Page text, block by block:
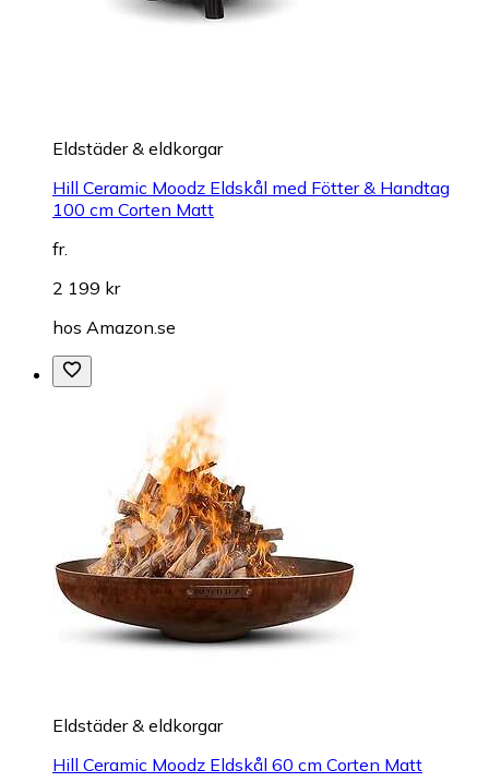
Eldstäder & eldkorgar
Hill Ceramic Moodz Eldskål med Fötter & Handtag
100 cm Corten Matt
fr.
2 199 kr
hos Amazon.se
Eldstäder & eldkorgar
Hill Ceramic Moodz Eldskål 60 cm Corten Matt